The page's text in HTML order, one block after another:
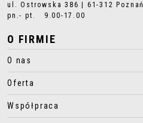
ul. Ostrowska 386 | 61-312 Poznań
pn.- pt. 9.00-17.00
O FIRMIE
O nas
Oferta
Współpraca